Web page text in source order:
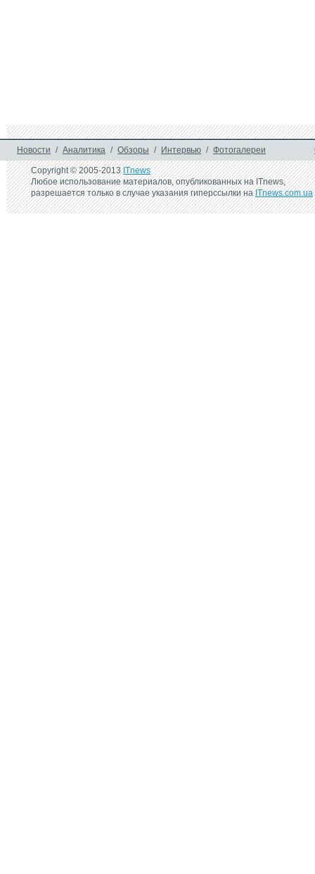
Новости / Аналитика / Обзоры / Интервью / Фотогалереи
Copyright © 2005-2013ITnews
Любое использование материалов, опубликованных на ITnews,
разрешается только в случае указания гиперссылки наITnews.com.ua